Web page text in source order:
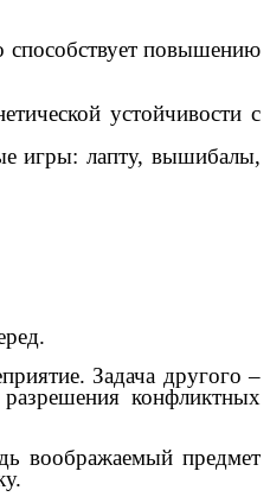
способствует повышению
устойчивости с
игры: лапту, вышибалы,
Задача другого –
конфликтных
воображаемый предмет